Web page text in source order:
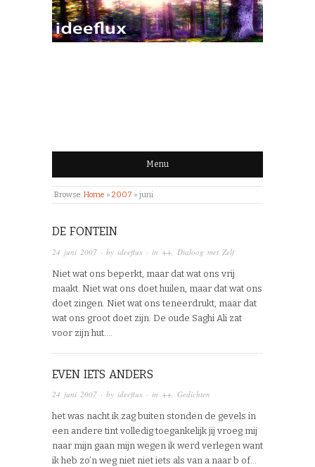
IDEEFLUX | STROOM
VAN IDEEËN
Menu
Browse:Home » 2007 » juni
DE FONTEIN
24 juni 2007 · by ideeflux · in ++ Dialoog met Zelf
Niet wat ons beperkt, maar dat wat ons vrij
maakt. Niet wat ons doet huilen, maar dat wat ons
doet zingen. Niet wat ons teneerdrukt, maar dat
wat ons groot doet zijn. De oude Saghi Ali zat
voor zijn hut….
EVEN IETS ANDERS
24 juni 2007 · by ideeflux · in ++, Gedichten
het was nacht ik zag buiten stonden de gevels in
een andere tint volledig toegankelijk jij vroeg mij
naar mijn gaan mijn wegen ik werd verlegen want
ik heb zo’n weg niet niet iets als van a naar b of…